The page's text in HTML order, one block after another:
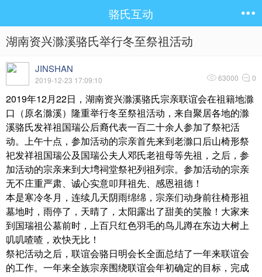
骆氏互动
湖南资兴滁溪骆氏举行冬至祭祖活动
JINSHAN
2019-12-23 17:09:10 63000 0
2019年12月22日，湖南资兴滁溪骆氏宗亲联谊会在祖籍地滁
口（原名滁溪）隆重举行冬至祭祖活动，来自聚居各地的滁
溪骆氏发祥祖国瑞公后裔代表一百二十余人参加了祭祀活
动。上午十点，参加活动的宗亲首先来到老滁口后山椅形祭
祀发祥祖国瑞公及国瑞公夫人邓氏老祖母等先祖，之后，参
加活动的宗亲来到大塆祠堂祭祀列祖列宗。参加活动的宗亲
无不庄重严肃、诚心实意叩拜祖先、感恩祖德！
本是寒冷冬月，连续几天阴雨绵绵，宗亲们动身前往椅形祖
墓地时，雨停了，天晴了，太阳露出了甜美的笑脸！大家来
到国瑞祖公墓前时，上百只红色羽毛的鸟儿蹲在东边大树上
叽叽喳喳，欢快无比！
祭祀活动之后，联谊会骆日明会长全面总结了一年来联谊会
的工作。一年来全族宗亲围绕联谊会年初确定的目标，完成